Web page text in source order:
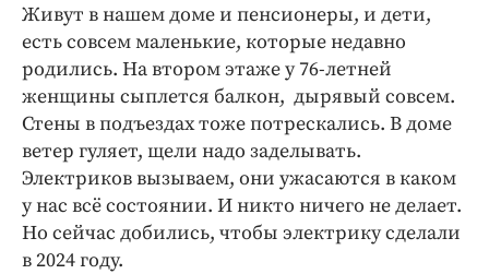
Живут в нашем доме и пенсионеры, и дети,
есть совсем маленькие, которые недавно
родились. На втором этаже у 76-летней
женщины сыплется балкон, дырявый совсем.
Стены в подъездах тоже потрескались. В доме
ветер гуляет, щели надо заделывать.
Электриков вызываем, они ужасаются в каком
у нас всё состоянии. И никто ничего не делает.
Но сейчас добились, чтобы электрику сделали
в 2024 году.